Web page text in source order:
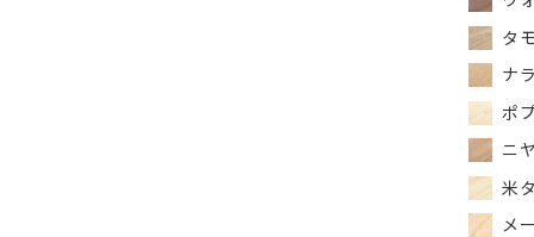
タ
ナ
ポ
ニ
米
メ